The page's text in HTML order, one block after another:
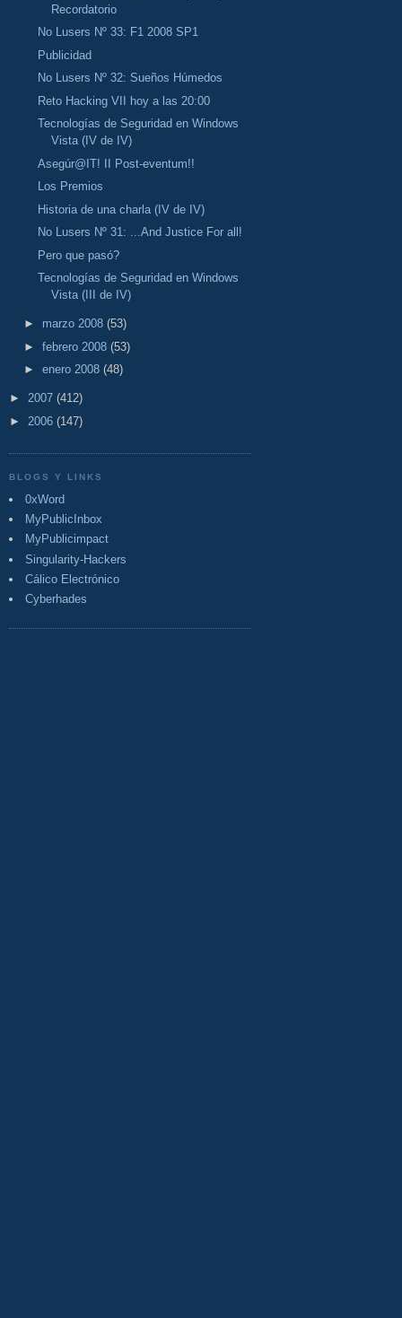
Recordatorio
No Lusers Nº 33: F1 2008 SP1
Publicidad
No Lusers Nº 32: Sueños Húmedos
Reto Hacking VII hoy a las 20:00
Tecnologías de Seguridad en Windows
Vista (IV de IV)
Asegúr@IT! II Post-eventum!!
Los Premios
Historia de una charla (IV de IV)
No Lusers Nº 31: ...And Justice For all!
Pero que pasó?
Tecnologías de Seguridad en Windows
Vista (III de IV)
► marzo 2008 (53)
► febrero 2008 (53)
► enero 2008 (48)
► 2007 (412)
► 2006 (147)
BLOGS Y LINKS
0xWord
MyPublicInbox
MyPublicimpact
Singularity-Hackers
Cálico Electrónico
Cyberhades